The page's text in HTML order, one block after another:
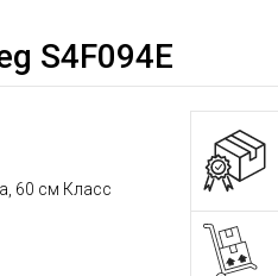
S4F094E
60 см Класс